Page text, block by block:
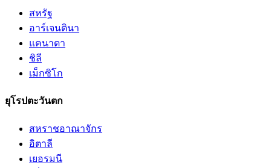
สหรัฐ
อาร์เจนตินา
แคนาดา
ชิลี
เม็กซิโก
ยุโรปตะวันตก
สหราชอาณาจักร
อิตาลี
เยอรมนี